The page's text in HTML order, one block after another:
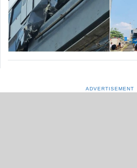
ADVERTISEMENT